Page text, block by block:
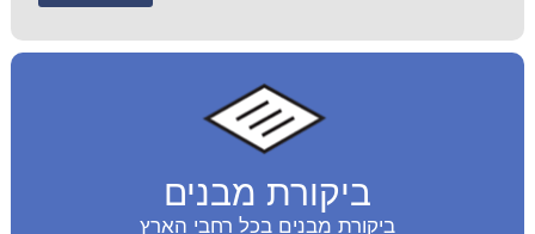
ביקורת מבנים
ביקורת מבנים בכל רחבי הארץ